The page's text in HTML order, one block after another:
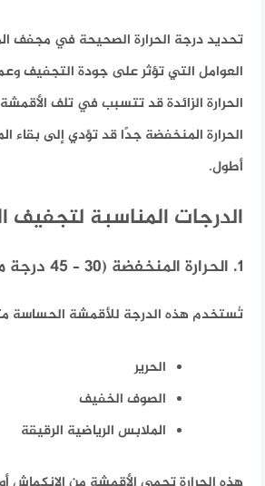
تحديد درجة الحرارة الصحيحة في مجفف
العوامل التي تؤثر على جودة التجفيف
الحرارة الزائدة قد تتسبب في تلف الأقمشة
الحرارة المنخفضة جدًا قد تؤدي إلى بقاء
أطول.
الدرجات المناسبة لتجفيف
1. الحرارة المنخفضة (30 – 45 درجة مئوية)
تُستخدم هذه الدرجة للأقمشة الحساسة
الحرير
الصوف الخفيف
الملابس الرياضية الرقيقة